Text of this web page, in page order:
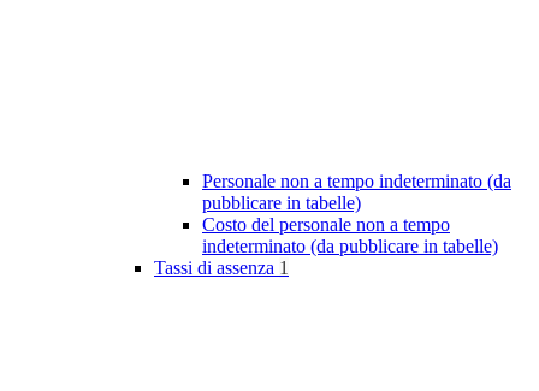
Personale non a tempo indeterminato (da
pubblicare in tabelle)
Costo del personale non a tempo
indeterminato (da pubblicare in tabelle)
Tassi di assenza 1